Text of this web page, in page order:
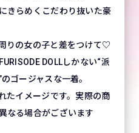
きらめくこだわり抜いた豪
りの女の子と差をつけて♡
DOLLしかない“派
ゴージャスな一着。
たイメージです。実際の商
なる場合がございます